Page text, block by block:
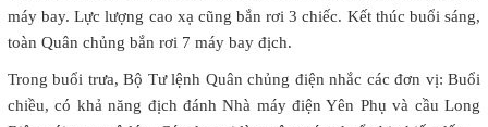
máy bay. Lực lượng cao xạ cũng bắn rơi 3 chiếc. Kết thúc buổi sáng,
toàn Quân chủng bắn rơi 7 máy bay địch.
Trong buổi trưa, Bộ Tư lệnh Quân chủng điện nhắc các đơn vị: Buổi
chiều, có khả năng địch đánh Nhà máy điện Yên Phụ và cầu Long